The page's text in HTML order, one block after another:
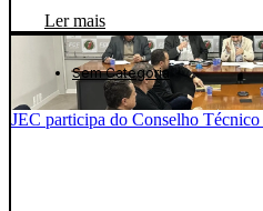
envolvidos na operação esportiva.
em um momento estratégico para
Ler mais
Sem Categoria
JEC participa do Conselho